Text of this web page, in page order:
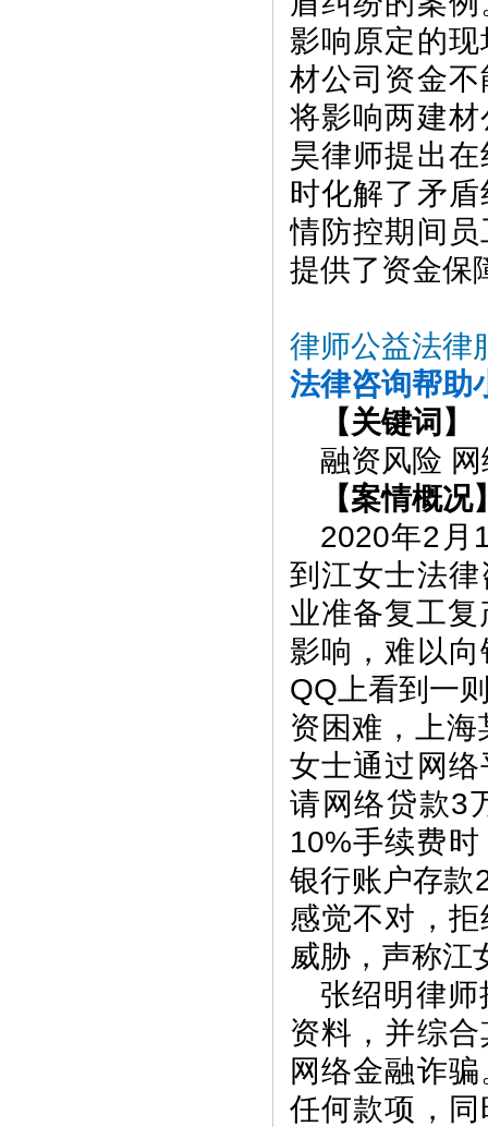
影响原定的
材公司资金
将影响两建
昊律师提出
时化解了矛
情防控期间
提供了资金保
律师公益法律
法律咨询帮助
【关键词】
融资风险
【案情概况
2020年2月
到江女士法
业准备复工
影响，难以
QQ上看到一
资困难，上海
女士通过网
请网络贷款3
10%手续费
银行账户存款
感觉不对，
威胁，声称江
张绍明律
资料，并综
网络金融诈
任何款项，